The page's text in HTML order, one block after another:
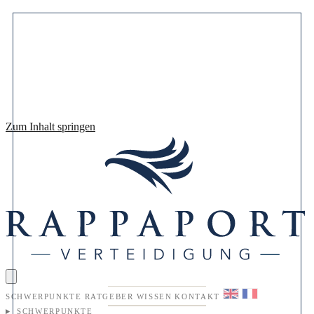
Zum Inhalt springen
SCHWERPUNKTE RATGEBER WISSEN KONTAKT
SCHWERPUNKTE